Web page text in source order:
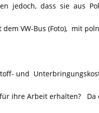
jedoch, dass sie aus
VW-Bus (Foto), mit
und
ihre Arbeit erhalten? Da